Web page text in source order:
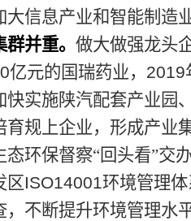
大信息产业和智能制造
并重。 做大做强龙头
亿元的国瑞药业， 2019
快实施陕汽配套产业园
育规上企业，形成产业
态环保督察“回头看”交
区ISO14001环境管理
，不断提升环境管理水